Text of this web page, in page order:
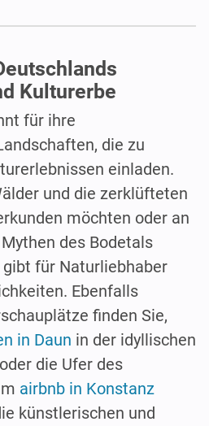
Kulturerbe
für ihre
die zu
einladen.
und die zerklüfteten
möchten oder an
des Bodetals
für Naturliebhaber
Ebenfalls
finden Sie,
in Daun in der idyllischen
die Ufer des
airbnb in Konstanz
künstlerischen und